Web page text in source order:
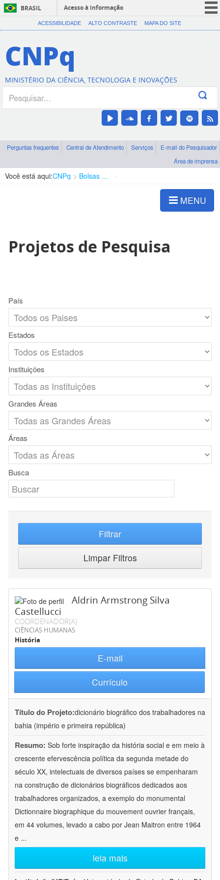
BRASIL
Acesso à informação
CORONAVÍRUS (COVID-19)
Canais
ACESSIBILIDADE ALTO CONTRASTE MAPA DO SITE
CNPq
MINISTÉRIO DA CIÊNCIA, TECNOLOGIA E INOVAÇÕES
Perguntas frequentes Central de Atendimento Serviços
E-mail do Pesquisador
Área de imprensa
Você está aqui:CNPq Bolsas e Auxílios Vigentes
MENU
Projetos de Pesquisa
País
Estados
Instituições
Grandes Áreas
Áreas
Busca
Filtrar
Limpar Filtros
Aldrin Armstrong Silva
Castellucci
COORDENADOR(A)
CIÊNCIAS HUMANAS
História
E-mail
Currículo
Título do Projeto:dicionário biográfico dos trabalhadores na
bahia (império e primeira república)
Resumo: Sob forte inspiração da história social e em meio à
crescente efervescência política da segunda metade do
século XX, intelectuais de diversos países se empenharam
na construção de dicionários biográficos dedicados aos
trabalhadores organizados, a exemplo do monumental
Dictionnaire biographique du mouvement ouvrier français,
em 44 volumes, levado a cabo por Jean Maitron entre 1964
e ...
leia mais